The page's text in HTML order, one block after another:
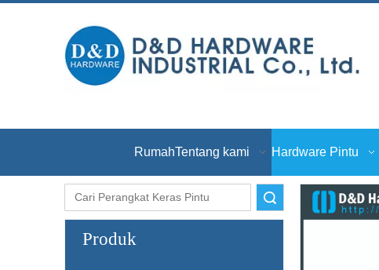
RumahTentang kami Hardware Pintu
Pencarian
Produk